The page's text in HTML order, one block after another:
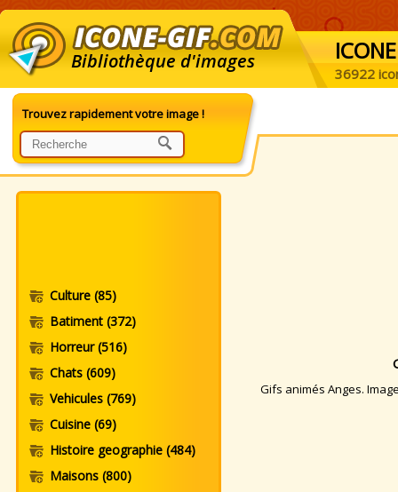
Bibliothèque d'images ICONE
36922
Trouvez rapidement votre image !
Culture (85)
Batiment (372)
Horreur(516)
Chats (609)
Vehicules (769)
Cuisine (69)
Histoire geographie (484)
Maisons (800)
Gifs animés Anges.